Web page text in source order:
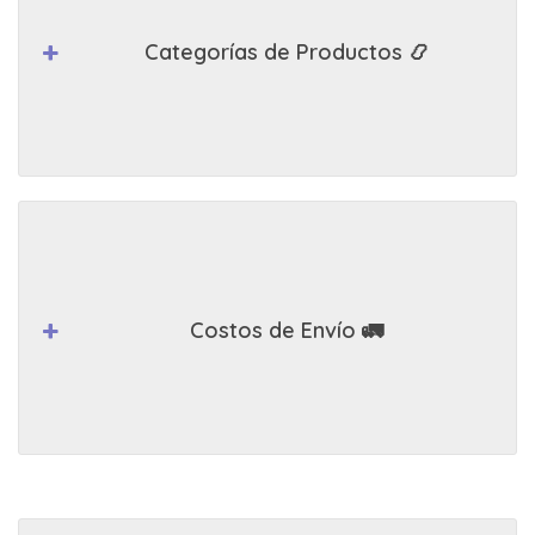
Categorías de Productos 📿
Costos de Envío 🚛